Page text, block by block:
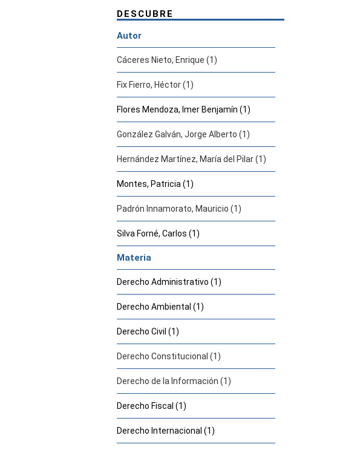
DESCUBRE
Autor
Cáceres Nieto, Enrique (1)
Fix Fierro, Héctor (1)
Flores Mendoza, Imer Benjamín (1)
González Galván, Jorge Alberto (1)
Hernández Martínez, María del Pilar (1)
Montes, Patricia (1)
Padrón Innamorato, Mauricio (1)
Silva Forné, Carlos (1)
Materia
Derecho Administrativo (1)
Derecho Ambiental (1)
Derecho Civil (1)
Derecho Constitucional (1)
Derecho de la Información (1)
Derecho Fiscal (1)
Derecho Internacional (1)